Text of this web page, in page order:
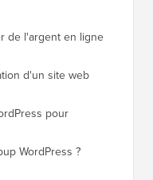
de l'argent en ligne
d'un site web
pour
WordPress ?